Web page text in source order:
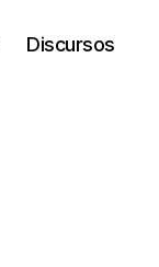
Discursos